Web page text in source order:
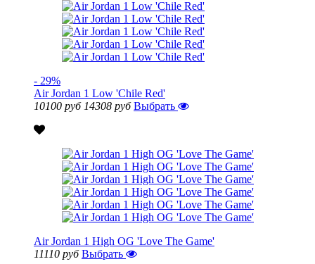
- 29%
Air Jordan 1 Low 'Chile Red'
10100 руб 14308 руб Выбрать
Air Jordan 1 High OG 'Love The Game'
11110 руб Выбрать